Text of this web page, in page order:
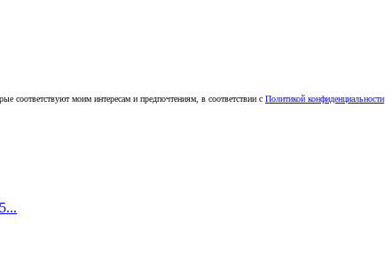
соответствуют моим интересам и предпочтениям, в соответствии с Политикой конфиденциальности